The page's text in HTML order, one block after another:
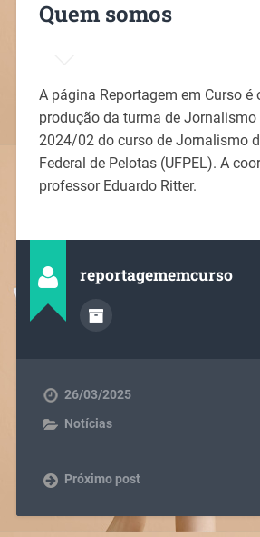
Quem somos
A página Reportagem em Curso é
produção da turma de Jornalismo
2024/02 do curso de Jornalismo
Federal de Pelotas (UFPEL). A
professor Eduardo Ritter.
reportagememcurso
26/03/2025
Notícias
Próximo post